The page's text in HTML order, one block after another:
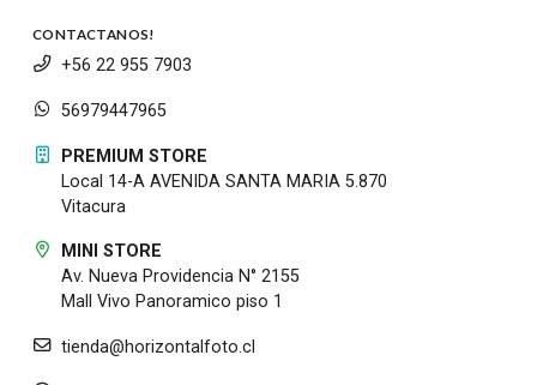
CONTACTANOS!
+56 22 955 7903
56979447965
PREMIUM STORE
Local 14-A AVENIDA SANTA MARIA 5.870
Vitacura
MINI STORE
Av. Nueva Providencia N° 2155
Mall Vivo Panoramico piso 1
tienda@horizontalfoto.cl